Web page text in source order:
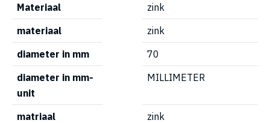
Materiaal
zink
materiaal
zink
diameter in mm
70
diameter in mm-
unit
MILLIMETER
matriaal
zink